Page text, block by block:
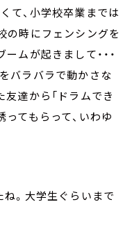
て、小学校卒業までは
の時にフェンシングを
ムが起きまして・・・
バラバラで動かさな
達から「ドラムでき
てもらって、いわゆ
ね。大学生ぐらいまで